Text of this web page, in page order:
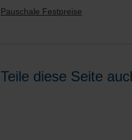
Pauschale Festpreise
Teile diese Seite